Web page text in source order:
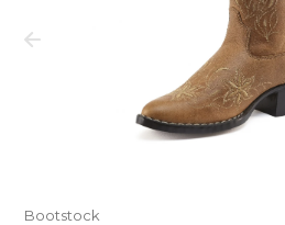
Bootstock